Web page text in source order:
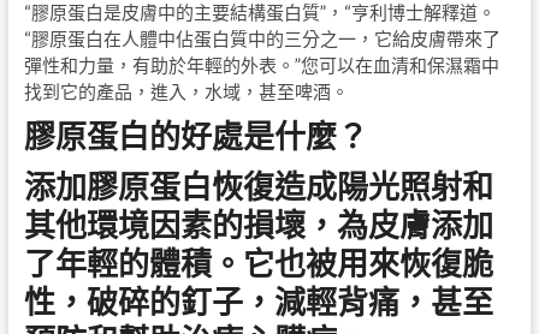
“膠原蛋白是皮膚中的主要結構蛋白質”，“亨利博士解釋道。
“膠原蛋白在人體中佔蛋白質中的三分之一，它給皮膚帶來了
彈性和力量，有助於年輕的外表。”您可以在血清和保濕霜中
找到它的產品，進入，水域，甚至啤酒。
膠原蛋白的好處是什麼？
添加膠原蛋白恢復造成陽光照射和
其他環境因素的損壞，為皮膚添加
了年輕的體積。它也被用來​​恢復脆
性，破碎的釘子，減輕背痛，甚至